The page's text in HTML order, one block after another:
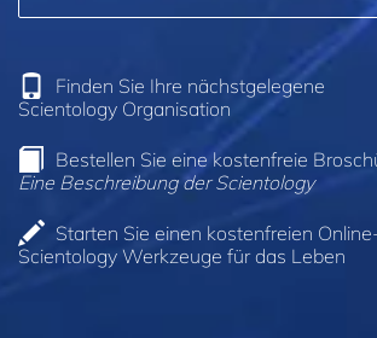
Finden Sie Ihre nächstgelegene
Scientology Organisation
Bestellen Sie eine kostenfreie
Eine Beschreibung der Scientology
Starten Sie einen kostenfreien
Scientology Werkzeuge für das Leben